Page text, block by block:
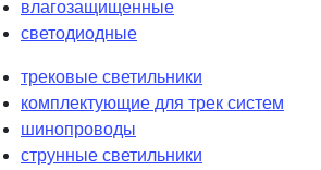
влагозащищенные
светодиодные
трековые светильники
комплектующие для трек систем
шинопроводы
струнные светильники